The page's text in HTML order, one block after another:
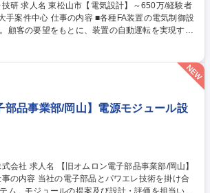
650万/経験者
各種FA装置の電気制御設
顧客の要望をもとに、装置の自動運転を実現する
プログラム設計、制御盤設計、装置立上げ調整
プログラム設計 ■ラダーを用いたシーケンス制
設計、電気機器選定、図面作成 ■装置立上げ、試
ーム連携 募集職種 東松山市【電気
迎/夜勤無/転勤無し/大手案件中心
部品事業部/岡山】電源モジュール設
事業部/岡山】
ム、モジュールの提案及び設計・評価を担当いた